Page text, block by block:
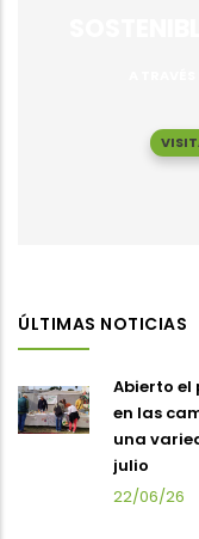
ÚLTIMAS NOTICIAS
Abierto
en las
una
julio
22/06/26